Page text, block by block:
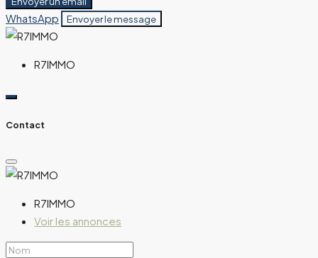
WhatsApp Envoyer le message
R7IMMO
Contact
R7IMMO
Voir les annonces